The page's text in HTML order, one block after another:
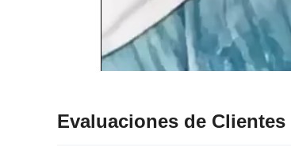
Evaluaciones de Clientes